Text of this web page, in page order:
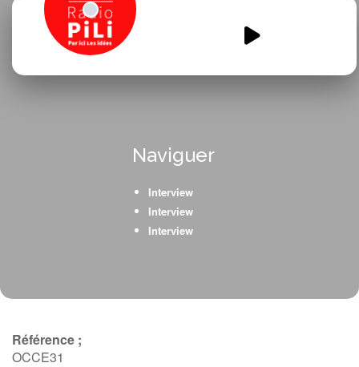
Naviguer
Interview
Interview
Interview
Référence ;
OCCE31